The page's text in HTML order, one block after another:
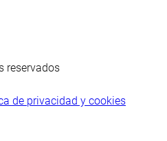
reservados
de privacidad y cookies